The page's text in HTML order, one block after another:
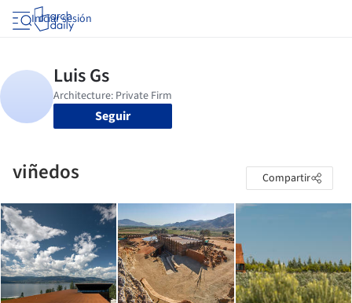
Iniciar sesión
Seguir
viñedos Compartir